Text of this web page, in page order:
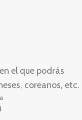
el que podrás
coreanos, etc.